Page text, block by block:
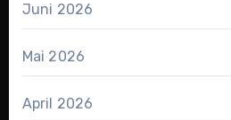
Juni 2026
Mai 2026
April 2026